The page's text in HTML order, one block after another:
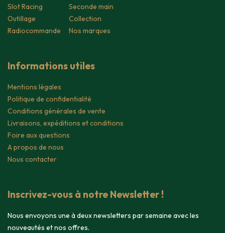
Slot Racing
Outillage
Radiocommande
Seconde main
Collection
Nos marques
Informations utiles
Mentions légales
Politique de confidentialité
Conditions générales de vente
Livraisons, expéditions et conditions
Foire aux questions
A propos de nous
Nous contacter
Inscrivez-vous à notre Newsletter !
Nous envoyons une à deux newsletters par semaine avec les
nouveautés et nos offres.